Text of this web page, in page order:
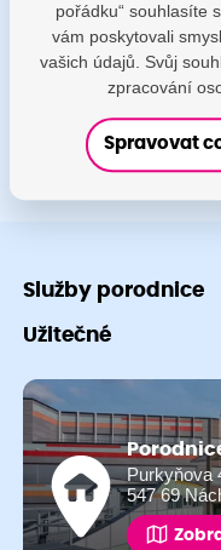
+420 491 601
Služby porodnice
Užitečné
Purkyňova
547 69
pořádku“ souhlasíte
vám poskytovali
vašich údajů. Svůj
zpracování
Spravovat